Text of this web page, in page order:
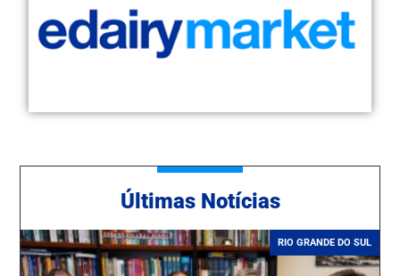
Ú ltimas Notícias
RIO GRANDE DO SUL